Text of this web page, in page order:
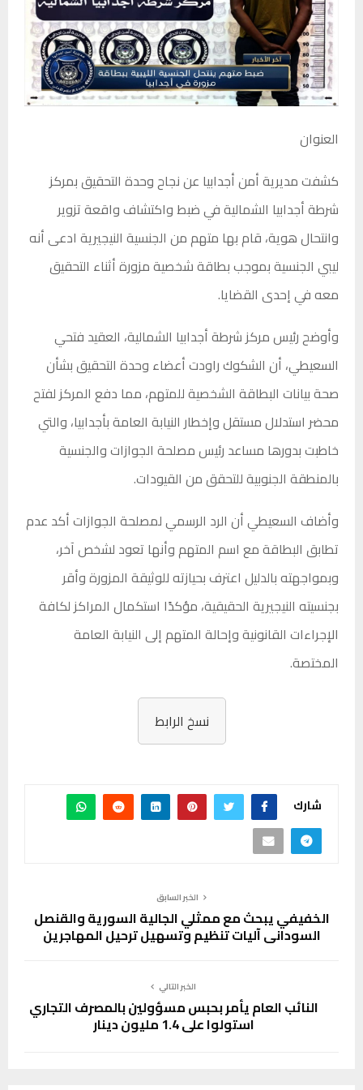
العنوان
كشفت مديرية أمن أجدابيا عن نجاح وحدة التحقيق بمركز
شرطة أجدابيا الشمالية في ضبط واكتشاف واقعة تزوير
وانتحال هوية، قام بها متهم من الجنسية النيجيرية ادعى أنه
ليبي الجنسية بموجب بطاقة شخصية مزورة أثناء التحقيق
معه في إحدى القضايا.
وأوضح رئيس مركز شرطة أجدابيا الشمالية، العقيد فتحي
السعيطي، أن الشكوك راودت أعضاء وحدة التحقيق بشأن
صحة بيانات البطاقة الشخصية للمتهم، مما دفع المركز لفتح
محضر استدلال مستقل وإخطار النيابة العامة بأجدابيا، والتي
خاطبت بدورها مساعد رئيس مصلحة الجوازات والجنسية
بالمنطقة الجنوبية للتحقق من القيودات.
وأضاف السعيطي أن الرد الرسمي لمصلحة الجوازات أكد عدم
تطابق البطاقة مع اسم المتهم وأنها تعود لشخص آخر،
وبمواجهته بالدليل اعترف بحيازته للوثيقة المزورة وأقر
بجنسيته النيجيرية الحقيقية، مؤكدًا استكمال المراكز لكافة
الإجراءات القانونية وإحالة المتهم إلى النيابة العامة
المختصة.
نسخ الرابط
شارك
الخبر السابق
الخفيفي يبحث مع ممثلي الجالية السورية والقنصل
السوداني آليات تنظيم وتسهيل ترحيل المهاجرين
الخبر التالي
النائب العام يأمر بحبس مسؤولين بالمصرف التجاري
استولوا على 1.4 مليون دينار